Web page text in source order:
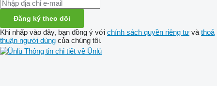
Đăng ký theo dõi
Khi nhấp vào đây, bạn đồng ý với chính sách quyền riêng tư và thoả
thuận người dùng của chúng tôi.
Thông tin chi tiết về Ünlü